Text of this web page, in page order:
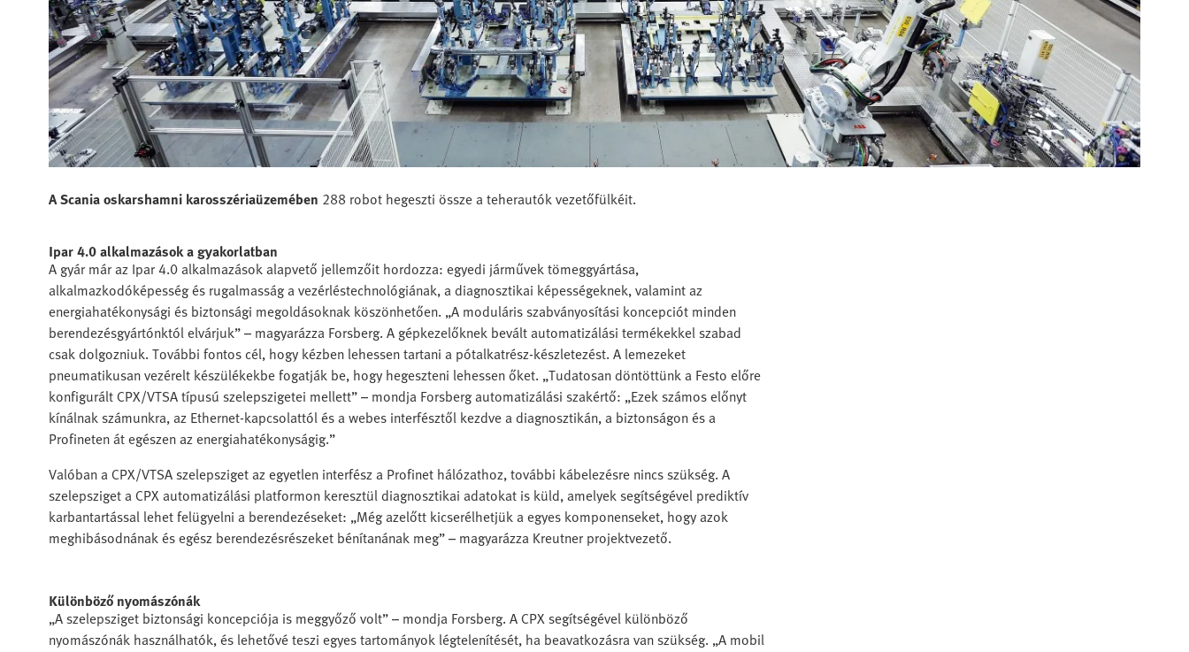
A Scania oskarshamni karosszériaüzemében 288 robot hegeszti össze a teherautók vezetőfülkéit.
Ipar 4.0 alkalmazások a gyakorlatban
A gyár már az Ipar 4.0 alkalmazások alapvető jellemzőit hordozza: egyedi járművek tömeggyártása,
alkalmazkodóképesség és rugalmasság a vezérléstechnológiának, a diagnosztikai képességeknek, valamint az
energiahatékonysági és biztonsági megoldásoknak köszönhetően. „A moduláris szabványosítási koncepciót minden
berendezésgyártónktól elvárjuk” – magyarázza Forsberg. A gépkezelőknek bevált automatizálási termékekkel szabad
csak dolgozniuk. További fontos cél, hogy kézben lehessen tartani a pótalkatrész-készletezést. A lemezeket
pneumatikusan vezérelt készülékekbe fogatják be, hogy hegeszteni lehessen őket. „Tudatosan döntöttünk a Festo előre
konfigurált CPX/VTSA típusú szelepszigetei mellett” – mondja Forsberg automatizálási szakértő: „Ezek számos előnyt
kínálnak számunkra, az Ethernet-kapcsolattól és a webes interfésztől kezdve a diagnosztikán, a biztonságon és a
Profineten át egészen az energiahatékonyságig.”
Valóban a CPX/VTSA szelepsziget az egyetlen interfész a Profinet hálózathoz, további kábelezésre nincs szükség. A
szelepsziget a CPX automatizálási platformon keresztül diagnosztikai adatokat is küld, amelyek segítségével prediktív
karbantartással lehet felügyelni a berendezéseket: „Még azelőtt kicserélhetjük a egyes komponenseket, hogy azok
meghibásodnának és egész berendezésrészeket bénítanának meg” – magyarázza Kreutner projektvezető.
Különböző nyomászónák
„A szelepsziget biztonsági koncepciója is meggyőző volt” – mondja Forsberg. A CPX segítségével különböző
nyomászónák használhatók, és lehetővé teszi egyes tartományok légtelenítését, ha beavatkozásra van szükség. „A mobil